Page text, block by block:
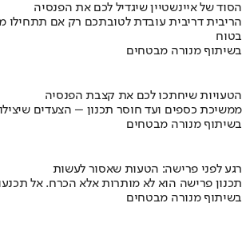
הסוד של איינשטיין שיגדיל לכם את הפנסיה
הריבית דריבית עובדת לטובתכם רק אם תתחילו
בטוח
בשיתוף מנורה מבטחים
הטעויות שיחתכו לכם את קצבת הפנסיה
ממשיכת כספים ועד חוסר תכנון – הצעדים
בשיתוף מנורה מבטחים
רגע לפני פרישה: הטעות שאסור לעשות
תכנון פרישה הוא לא מותרות אלא הכרח. אל
בשיתוף מנורה מבטחים